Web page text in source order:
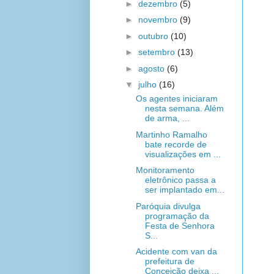
► dezembro (5)
► novembro (9)
► outubro (10)
► setembro (13)
► agosto (6)
▼ julho (16)
Os agentes iniciaram
nesta semana. Além
de arma, ...
Martinho Ramalho
bate recorde de
visualizações em ...
Monitoramento
eletrônico passa a
ser implantado em...
Paróquia divulga
programação da
Festa de Senhora
S...
Acidente com van da
prefeitura de
Conceição deixa ...